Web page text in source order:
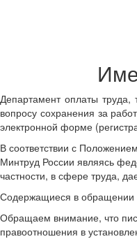
Департамент оплаты
вопросу сохранения за
электронной форме
В соответствии с
Минтруд России являясь
частности, в сфере труда,
Содержащиеся в обращении
Обращаем внимание, что
правоотношения в